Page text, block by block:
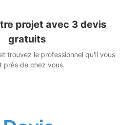
projet avec 3 devis
gratuits
trouvez le professionnel qu'il vous
près de chez vous.